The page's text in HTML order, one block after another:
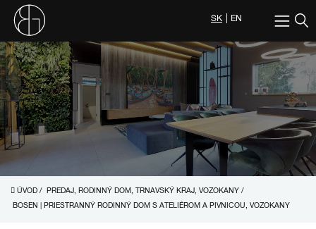
SK EN
ÚVOD / PREDAJ, RODINNÝ DOM, TRNAVSKÝ KRAJ, VOZOKANY /
BOSEN | PRIESTRANNÝ RODINNÝ DOM S ATELIÉROM A PIVNICOU, VOZOKANY